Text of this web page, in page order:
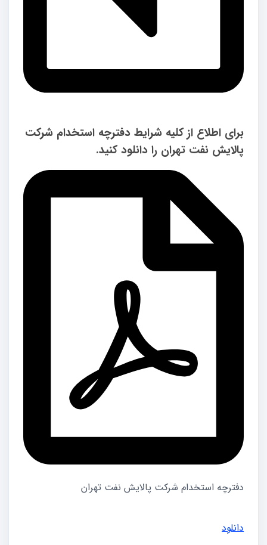
برای اطلاع از کلیه شرایط دفترچه استخدام شرکت
پالایش نفت تهران را دانلود کنید.
دفترچه استخدام شرکت پالایش نفت تهران
دانلود